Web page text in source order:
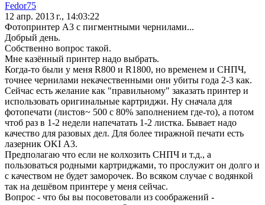
Fedor75
12 апр. 2013 г., 14:03:22
Фотопринтер А3 с пигментными чернилами...
Добрый день.
Собственно вопрос такой.
Мне казённый принтер надо выбрать.
Когда-то были у меня R800 и R1800, но временем и СНПЧ,
точнее чернилами некачественными они убиты года 2-3 как.
Сейчас есть желание как "правильному" заказать принтер и
использовать оригинальные картриджи. Ну сначала для
фотопечати (листов~ 500 с 80% заполнением где-то), а потом
чтоб раз в 1-2 недели напечатать 1-2 листка. Бывает надо
качество для разовых дел. Для более тиражной печати есть
лазерник OKI А3.
Предполагаю что если не колхозить СНПЧ и т.д., а
пользоваться родными картриджами, то прослужит он долго и
с качеством не будет заморочек. Во всяком случае с водянкой
так на дешёвом принтере у меня сейчас.
Вопрос - что бы вы посоветовали из соображений -